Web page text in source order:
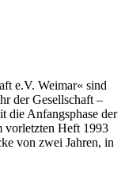
e.V. Weimar« sind
der Gesellschaft –
die Anfangsphase der
vorletzten Heft 1993
von zwei Jahren, in